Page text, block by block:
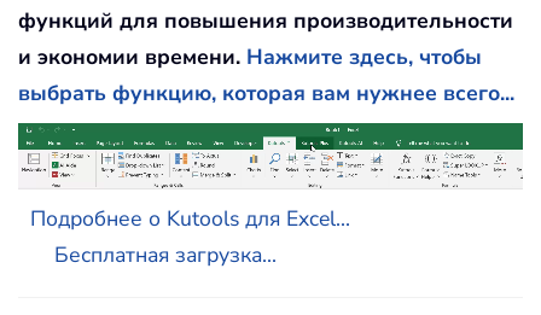
функций для повышения производительности
и экономии времени. Нажмите здесь, чтобы
выбрать функцию, которая вам нужнее всего...
Подробнее о Kutools для Excel...
Бесплатная загрузка...